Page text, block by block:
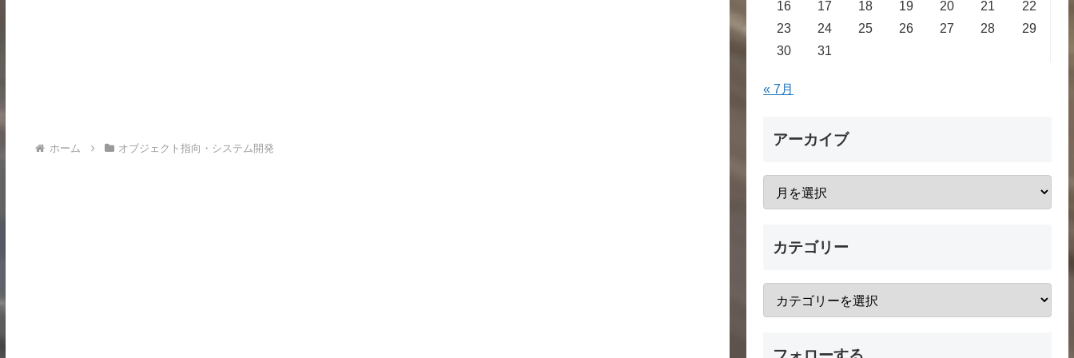
ホーム オブジェクト指向・システム開発
16
17 18 19 20 21
22
23
24 25 26 27 28
29
30
31
« 7月
アーカイブ
カテゴリー